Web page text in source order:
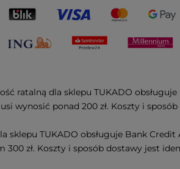
ratalną dla sklepu TUKADO
wynosić ponad 200 zł. Koszty i
sklepu TUKADO obsługuje Bank
zł. Koszty i sposób dostawy jest